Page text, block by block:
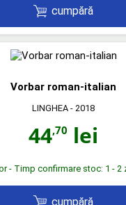
cumpără
Vorbar roman-italian
LINGHEA - 2018
44,70 lei
- Timp confirmare stoc: 1 - 2
cumpără